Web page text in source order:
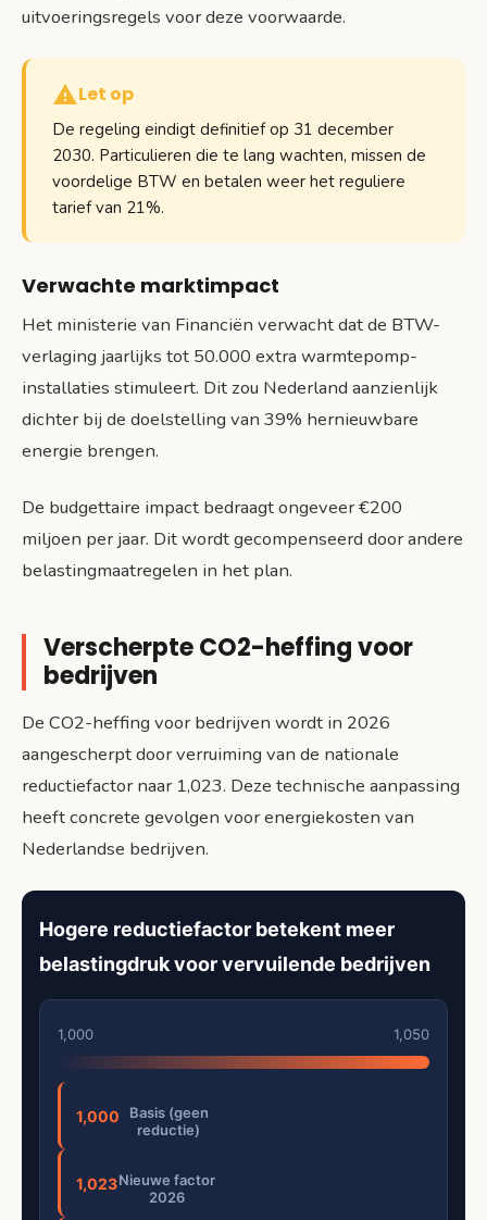
uitvoeringsregels voor deze voorwaarde.
Let op
De regeling eindigt definitief op 31 december
2030. Particulieren die te lang wachten, missen de
voordelige BTW en betalen weer het reguliere
tarief van 21%.
Verwachte marktimpact
Het ministerie van Financiën verwacht dat de BTW-
verlaging jaarlijks tot 50.000 extra warmtepomp-
installaties stimuleert. Dit zou Nederland aanzienlijk
dichter bij de doelstelling van 39% hernieuwbare
energie brengen.
De budgettaire impact bedraagt ongeveer €200
miljoen per jaar. Dit wordt gecompenseerd door andere
belastingmaatregelen in het plan.
Verscherpte CO2-heffing voor
bedrijven
De CO2-heffing voor bedrijven wordt in 2026
aangescherpt door verruiming van de nationale
reductiefactor naar 1,023. Deze technische aanpassing
heeft concrete gevolgen voor energiekosten van
Nederlandse bedrijven.
Hogere reductiefactor betekent meer
belastingdruk voor vervuilende bedrijven
1,000 1,050
1,000
Basis (geen
reductie)
1,023Nieuwe factor
2026